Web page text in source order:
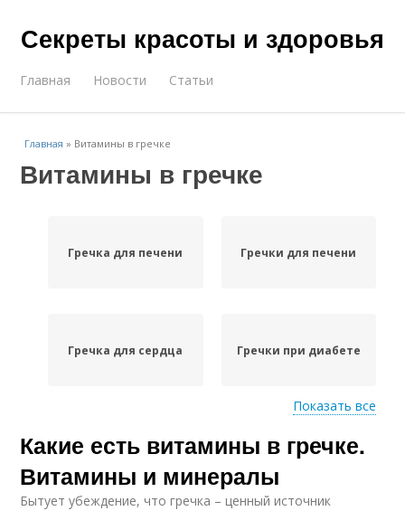
Секреты красоты и здоровья
Главная Новости Статьи
Главная » Витамины в гречке
Витамины в гречке
Гречка для печени Гречки для печени
Гречка для сердца Гречки при диабете
Гречки при
панкреатите
Гречки при раке
Показать все
Какие есть витамины в гречке.
Витамины и минералы
Бытует убеждение, что гречка – ценный источник